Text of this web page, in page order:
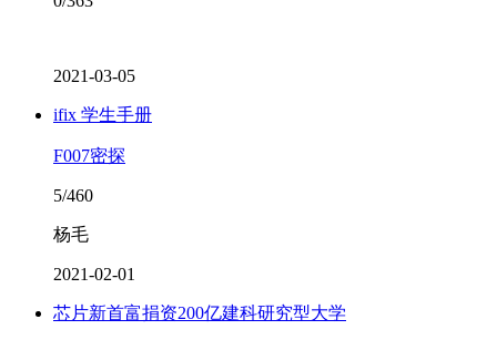
2021-03-05
ifix 学生手册
F007密探
5/460
杨毛
2021-02-01
芯片新首富捐资200亿建科研究型大学